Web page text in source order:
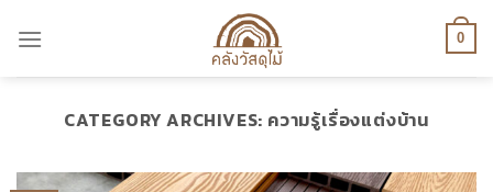
0
CATEGORY ARCHIVES: ความรู้เรื่องแต่งบ้าน